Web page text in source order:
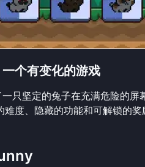
个有变化的游戏
只坚定的兔子在充满危险的
度、隐藏的功能和可解锁的